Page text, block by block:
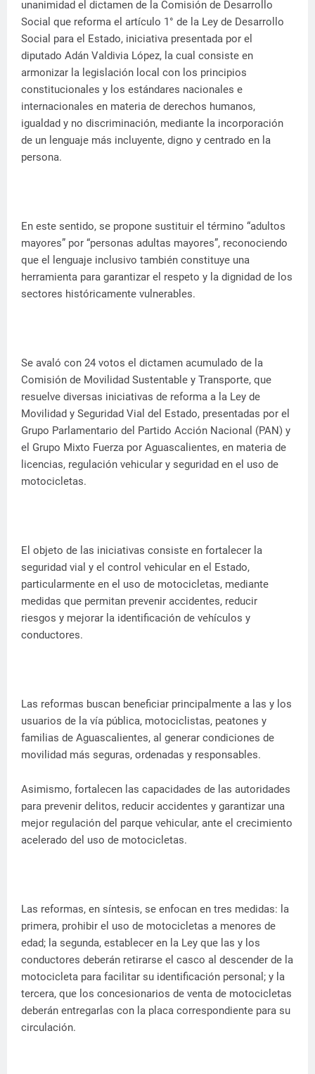
unanimidad el dictamen de la Comisión de Desarrollo
Social que reforma el artículo 1° de la Ley de Desarrollo
Social para el Estado, iniciativa presentada por el
diputado Adán Valdivia López, la cual consiste en
armonizar la legislación local con los principios
constitucionales y los estándares nacionales e
internacionales en materia de derechos humanos,
igualdad y no discriminación, mediante la incorporación
de un lenguaje más incluyente, digno y centrado en la
persona.
En este sentido, se propone sustituir el término “adultos
mayores” por “personas adultas mayores”, reconociendo
que el lenguaje inclusivo también constituye una
herramienta para garantizar el respeto y la dignidad de los
sectores históricamente vulnerables.
Se avaló con 24 votos el dictamen acumulado de la
Comisión de Movilidad Sustentable y Transporte, que
resuelve diversas iniciativas de reforma a la Ley de
Movilidad y Seguridad Vial del Estado, presentadas por el
Grupo Parlamentario del Partido Acción Nacional (PAN) y
el Grupo Mixto Fuerza por Aguascalientes, en materia de
licencias, regulación vehicular y seguridad en el uso de
motocicletas.
El objeto de las iniciativas consiste en fortalecer la
seguridad vial y el control vehicular en el Estado,
particularmente en el uso de motocicletas, mediante
medidas que permitan prevenir accidentes, reducir
riesgos y mejorar la identificación de vehículos y
conductores.
Las reformas buscan beneficiar principalmente a las y los
usuarios de la vía pública, motociclistas, peatones y
familias de Aguascalientes, al generar condiciones de
movilidad más seguras, ordenadas y responsables.
Asimismo, fortalecen las capacidades de las autoridades
para prevenir delitos, reducir accidentes y garantizar una
mejor regulación del parque vehicular, ante el crecimiento
acelerado del uso de motocicletas.
Las reformas, en síntesis, se enfocan en tres medidas: la
primera, prohibir el uso de motocicletas a menores de
edad; la segunda, establecer en la Ley que las y los
conductores deberán retirarse el casco al descender de la
motocicleta para facilitar su identificación personal; y la
tercera, que los concesionarios de venta de motocicletas
deberán entregarlas con la placa correspondiente para su
circulación.